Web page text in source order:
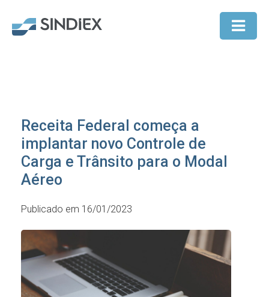
Receita Federal começa a
implantar novo Controle de
Carga e Trânsito para o Modal
Aéreo
Publicado em 16/01/2023